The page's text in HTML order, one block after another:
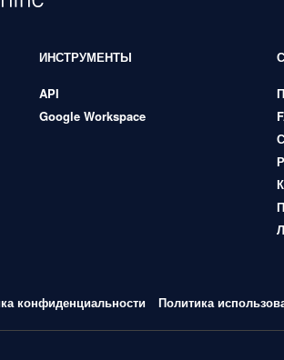
ИНСТРУМЕНТЫ
API
Google Workspace
конфиденциальности Политика